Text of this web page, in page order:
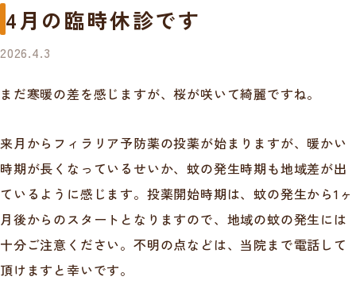
4月の臨時休診です
2026.4.3
まだ寒暖の差を感じますが、桜が咲いて綺麗ですね。
来月からフィラリア予防薬の投薬が始まりますが、暖かい
時期が長くなっているせいか、蚊の発生時期も地域差が出
ているように感じます。投薬開始時期は、蚊の発生から1ヶ
月後からのスタートとなりますので、地域の蚊の発生には
十分ご注意ください。不明の点などは、当院まで電話して
頂けますと幸いです。